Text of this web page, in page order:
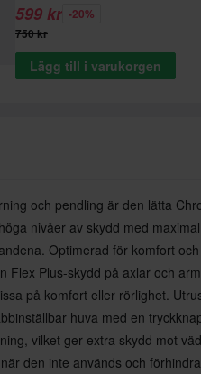
599 kr -20%
750 kr
Lägg till i varukorgen
och pendling är den lätta
nivåer av skydd med
Optimerad för komfort
Flex Plus-skydd på axlar och
på komfort eller rörlighet.
huva med en
vilket ger extra skydd mot
den inte används och